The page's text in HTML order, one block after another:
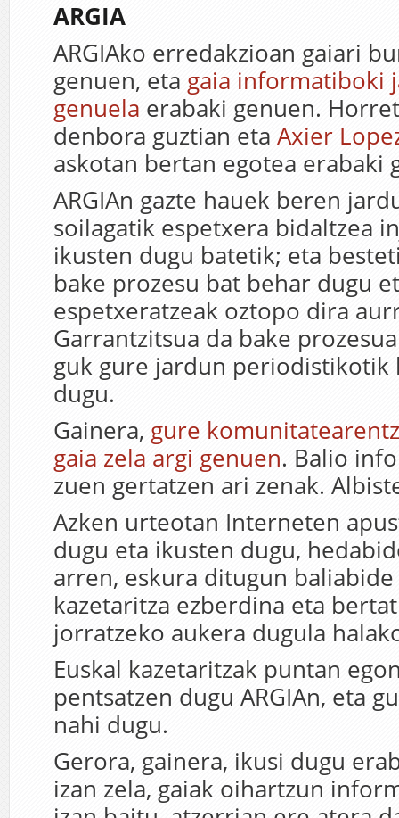
ARGIA
ARGIAko erredakzioan gaiari
genuen, eta gaia informatiboki
genuela erabaki genuen.
denbora guztian eta Axier
askotan bertan egotea erabaki
ARGIAn gazte hauek beren
soilagatik espetxera bidaltzea
ikusten dugu batetik; eta
bake prozesu bat behar dugu
espetxeratzeak oztopo dira
Garrantzitsua da bake
guk gure jardun periodistikotik
dugu.
Gainera, gure
gaia zela argi genuen. Balio
zuen gertatzen ari zenak.
Azken urteotan Interneten
dugu eta ikusten dugu,
arren, eskura ditugun
kazetaritza ezberdina eta
jorratzeko aukera dugula
Euskal kazetaritzak puntan
pentsatzen dugu ARGIAn, eta
nahi dugu.
Gerora, gainera, ikusi dugu
izan zela, gaiak oihartzun